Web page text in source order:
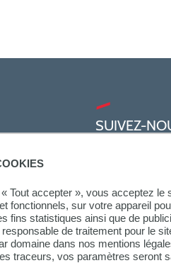
Tout accepter », vous acceptez le
fonctionnels, sur votre appareil
fins statistiques ainsi que de
de traitement pour le
domaine dans nos mentions
traceurs, vos paramètres seront
SUIVEZ-